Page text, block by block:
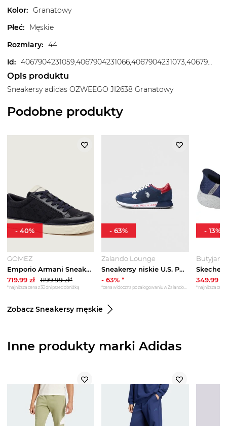
Kolor: Granatowy
Płeć:
Męskie
Rozmiary: 44
Id: 4067904231059,4067904231066,4067904231073,4067904231110,4067904231127,4067904231141,4067904231158,4067904231165,4067904231172,4067904234791,4067904234821,4067904234838
Opis produktu
Sneakersy adidas OZWEEGO JI2638 Granatowy
Podobne produkty
GOMEZ
Emporio Armani Sneakersy | z dodatkiem skóry granatowy
719.99 zł 1199.99zł*
*najniższa cena z 30 dni przed obniżką
- 40%
Zalando Lounge
Sneakersy niskie U.S. POLO ASSN. granatowy
-63% *
-63%
Butyjana
349.99zł
*najniższa cena
- 13%
Zobacz Sneakersy męskie
Inne produkty marki Adidas